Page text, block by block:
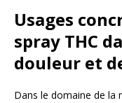
Usages
spray THC
douleur et
Dans le domaine de la